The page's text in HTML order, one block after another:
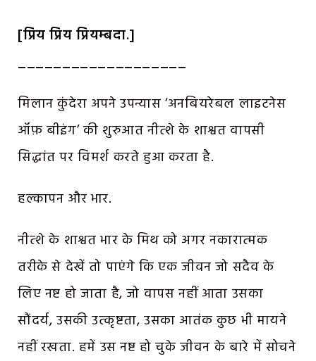
[प्रिय प्रिय प्रियम्बदा.]
___________________
मिलान कुंदेरा अपने उपन्यास ‘अनबियरेबल लाइटनेस
ऑफ़ बीइंग’ की शुरुआत नीत्शे के शाश्वत वापसी
सिद्धांत पर विमर्श करते हुआ करता है.
हल्कापन और भार.
नीत्शे के शाश्वत भार के मिथ को अगर नकारात्मक
तरीके से देखें तो पाएंगे कि एक जीवन जो सदैव के
लिए नष्ट हो जाता है, जो वापस नहीं आता उसका
सौंदर्य, उसकी उत्कृष्टता, उसका आतंक कुछ भी मायने
नहीं रखता. हमें उस नष्ट हो चुके जीवन के बारे में सोचने